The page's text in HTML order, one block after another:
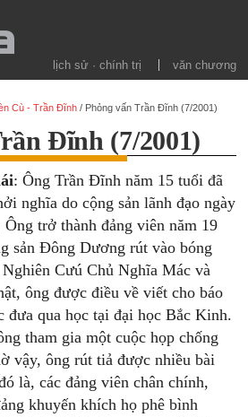
lịch sử · chính trị văn chương
Cù - Trần Đĩnh / Phỏng vấn Trần Đĩnh (7/2001)
Đĩnh (7/2001)
: Ông Trần Đĩnh năm 15 tuổi đã
nghĩa do cộng sản lãnh đạo ngày
Ông trở thành đảng viên năm 19
sản Đông Dương rút vào bóng
Cưú Chủ Nghĩa Mác và
ông được điều về viết cho báo
đưa qua học tại đại học Bắc Kinh.
tham gia một cuộc họp chống
vậy, ông rút tiả được nhiều bài
là, các đảng viên chân chính,
khuyến khích họ phê bình